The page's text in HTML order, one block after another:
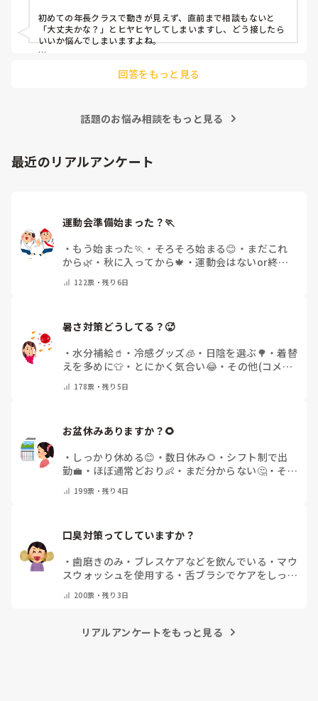
対応にも悩みます。
初めての年長クラスで動きが見えず、直前まで相談もないと
「大丈夫かな？」とヒヤヒヤしてしまいますし、どう接したら
いいか悩んでしまいますよね。
「こんなこと聞いたら迷惑かな」と抱え込んでいるケースがと
件、どこまで進んだ？」「困ってることない？」と具体的に声
「毎日夕方に5分だけ進捗確認の時間を取る」などルール化し
てしまうと、後輩も質問しやすくなりますよ。一人で抱え込ま
回答をもっと見る
話題のお悩み相談をもっと見る
最近のリアルアンケート
運動会準備始まった？🏃
・ もう始まった🏃 ・ そろそろ始まる😊 ・ まだこれ
から🌿 ・ 秋に入ってから🍁 ・運動会はないor終わ
122票・残り6日
暑さ対策どうしてる？🥵
・水分補給🥤 ・ 冷感グッズ🧊 ・ 日陰を選ぶ🌳 ・着替
えを多めに👕 ・ とにかく気合い😂・ その他(コメン
178票・残り5日
お盆休みありますか？🌻
・ しっかり休める😊 ・ 数日休み🌻 ・ シフト制で出
勤💼 ・ ほぼ通常どおり👶 ・ まだ分からない🤔・ その
199票・残り4日
口臭対策ってしていますか？
・歯磨きのみ ・ ブレスケアなどを飲んでいる ・ マウ
スウォッシュを使用する ・ 舌ブラシでケアをしっか
の他(コメントで教えて下さい)
200票・残り3日
リアルアンケートをもっと見る